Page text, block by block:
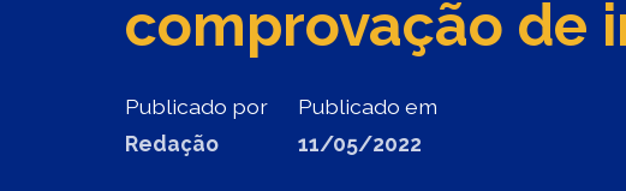
comprovação de
Publicado por
Redação
Publicado em
11/05/2022